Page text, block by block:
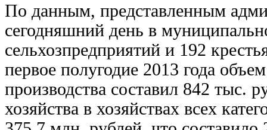
По данным, представленным
сегодняшний день в
сельхозпредприятий и 192
первое полугодие 2013 года
производства составил 842 тыс.
хозяйства в хозяйствах всех